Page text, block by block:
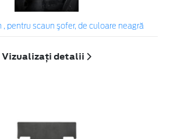
, pentru scaun şofer, de culoare neagră
Vizualizați detalii